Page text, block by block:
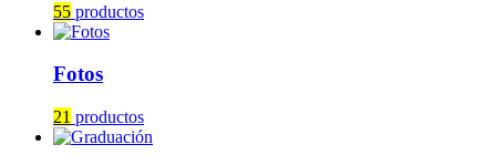
55 productos
Fotos
21 productos